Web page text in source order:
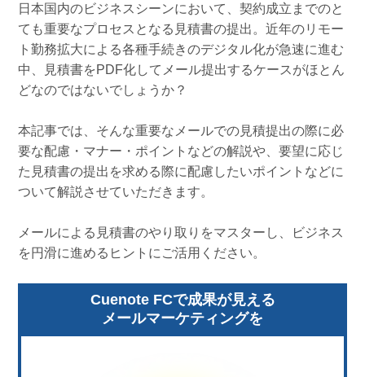
SNSプロモーション支援事業
（当社グループ企業）
日本国内のビジネスシーンにおいて、契約成立までのと
ても重要なプロセスとなる見積書の提出。近年のリモー
ト勤務拡大による各種手続きのデジタル化が急速に進む
中、見積書をPDF化してメール提出するケースがほとん
どなのではないでしょうか？
本記事では、そんな重要なメールでの見積提出の際に必
要な配慮・マナー・ポイントなどの解説や、要望に応じ
た見積書の提出を求める際に配慮したいポイントなどに
ついて解説させていただきます。
メールによる見積書のやり取りをマスターし、ビジネス
を円滑に進めるヒントにご活用ください。
Cuenote FCで成果が見える
メールマーケティングを